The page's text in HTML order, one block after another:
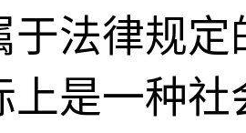
于法律规
上是一种